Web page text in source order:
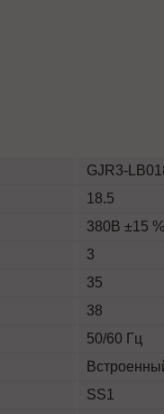
GJR3-
18.5
380В ±15 %
3
35
38
50/60 Гц
SS1